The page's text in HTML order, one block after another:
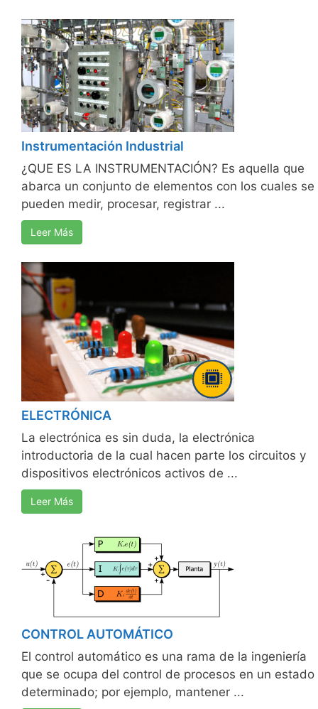
Instrumentación Industrial
¿QUE ES LA INSTRUMENTACIÓN? Es aquella que
abarca un conjunto de elementos con los cuales se
pueden medir, procesar, registrar ...
Leer Más
ELECTRÓNICA
La electrónica es sin duda, la electrónica
introductoria de la cual hacen parte los circuitos y
dispositivos electrónicos activos de ...
Leer Más
CONTROL AUTOMÁTICO
El control automático es una rama de la ingeniería
que se ocupa del control de procesos en un estado
determinado; por ejemplo, mantener ...